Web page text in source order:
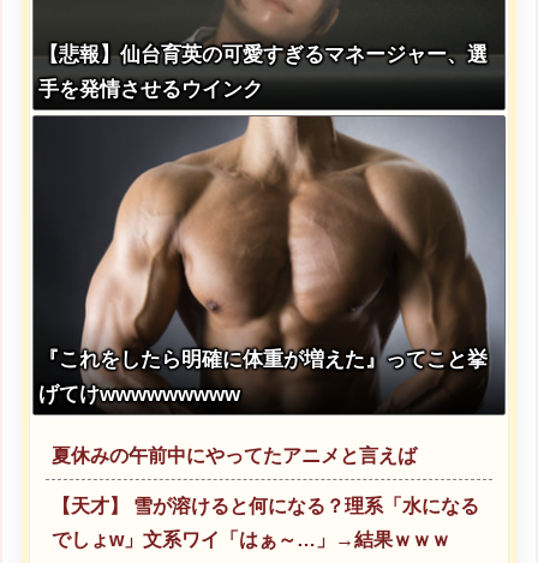
【悲報】仙台育英の可愛すぎるマネージャー、選
手を発情させるウインク
『これをしたら明確に体重が増えた』ってこと挙
げてけwwwwwwwww
夏休みの午前中にやってたアニメと言えば
【天才】 雪が溶けると何になる？理系「水になる
でしょw」文系ワイ「はぁ～…」→結果ｗｗｗ